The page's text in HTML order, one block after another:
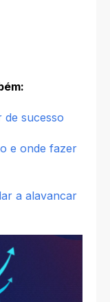
de sucesso
e onde fazer
a alavancar